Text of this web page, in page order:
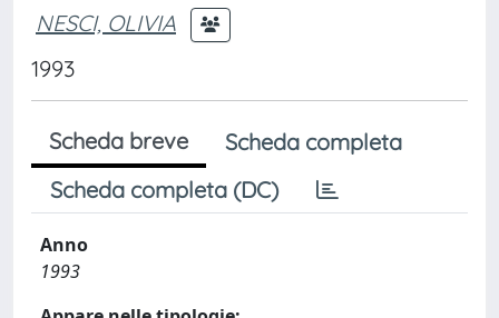
NESCI, OLIVIA
1993
Scheda breve
Scheda completa
Scheda completa (DC)
Anno
1993